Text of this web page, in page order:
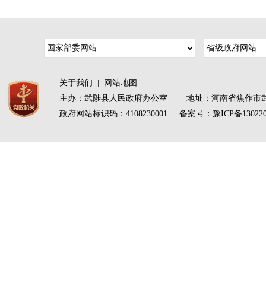
关于我们
网站地图
主办：武陟县人民政府办公室 地址：河南省焦作市
政府网站标识码：4108230001 备案号： 豫ICP备